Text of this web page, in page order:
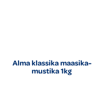
Alma klassika maasika-
mustika 1kg